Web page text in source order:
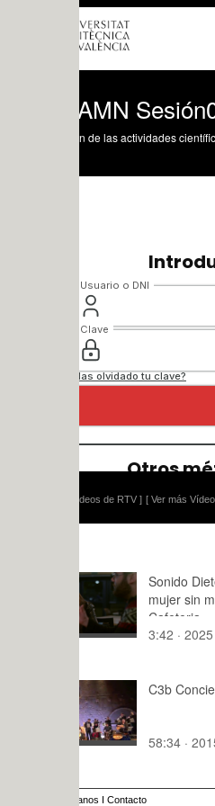
Sesión05a.
de las actividades científicas,
[ Ver más Vídeos didácticos ]
Sonido Dietético la
mujer sin musica
Cafeteria
3:42 · 2025
C3b Concierto
58:34 · 2015